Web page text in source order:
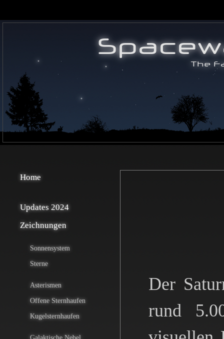
Home
Updates 2024
Zeichnungen
Sonnensystem
Sterne
Asterismen
Offene Sternhaufen
Kugelsternhaufen
Der
rund